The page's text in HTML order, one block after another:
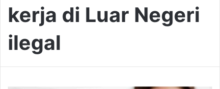
kerja di Luar Negeri
ilegal